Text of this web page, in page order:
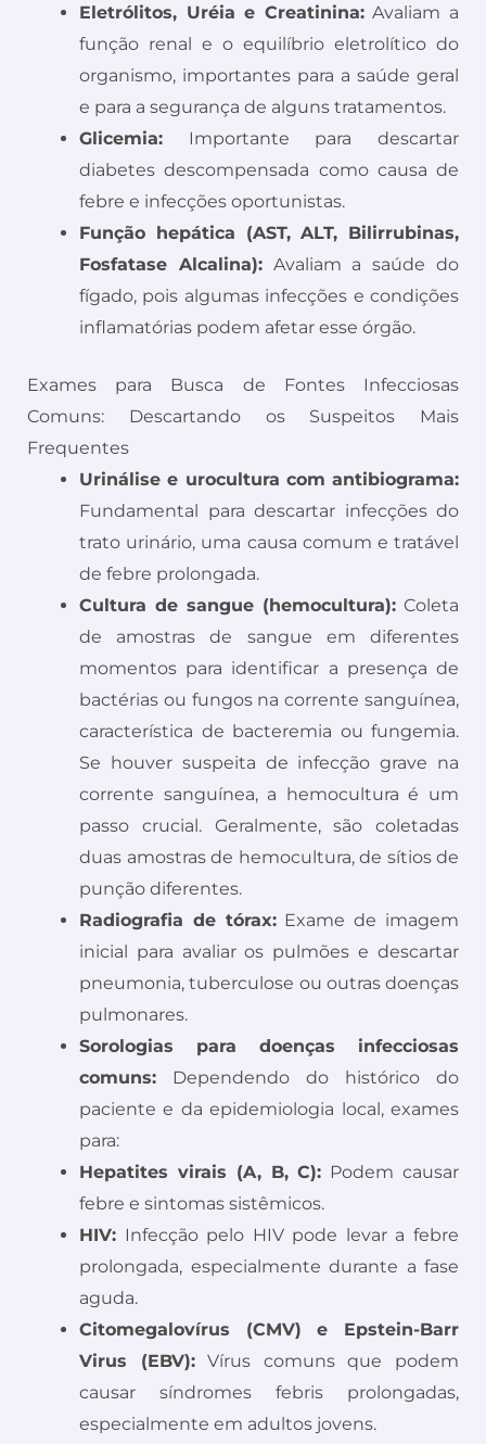
Eletrólitos, Uréia e Creatinina:Avaliam a
função renal e o equilíbrio eletrolítico do
organismo, importantes para a saúde geral
e para a segurança de alguns tratamentos.
Glicemia: Importante para descartar
diabetes descompensada como causa de
febre e infecções oportunistas.
Função hepática (AST, ALT, Bilirrubinas,
Fosfatase Alcalina):Avaliam a saúde do
fígado, pois algumas infecções e condições
inflamatórias podem afetar esse órgão.
Exames para Busca de Fontes Infecciosas
Comuns: Descartando os Suspeitos Mais
Frequentes
Urinálise e urocultura com antibiograma:
Fundamental para descartar infecções do
trato urinário, uma causa comum e tratável
de febre prolongada.
Cultura de sangue (hemocultura): Coleta
de amostras de sangue em diferentes
momentos para identificar a presença de
bactérias ou fungos na corrente sanguínea,
característica de bacteremia ou fungemia.
Se houver suspeita de infecção grave na
corrente sanguínea, a hemocultura é um
passo crucial. Geralmente, são coletadas
duas amostras de hemocultura, de sítios de
punção diferentes.
Radiografia de tórax:Exame de imagem
inicial para avaliar os pulmões e descartar
pneumonia, tuberculose ou outras doenças
pulmonares.
Sorologias para doenças infecciosas
comuns: Dependendo do histórico do
paciente e da epidemiologia local, exames
para:
Hepatites virais (A, B, C): Podem causar
febre e sintomas sistêmicos.
HIV: Infecção pelo HIV pode levar a febre
prolongada, especialmente durante a fase
aguda.
Citomegalovírus (CMV) e Epstein-Barr
Virus (EBV):Vírus comuns que podem
causar síndromes febris prolongadas,
especialmente em adultos jovens.